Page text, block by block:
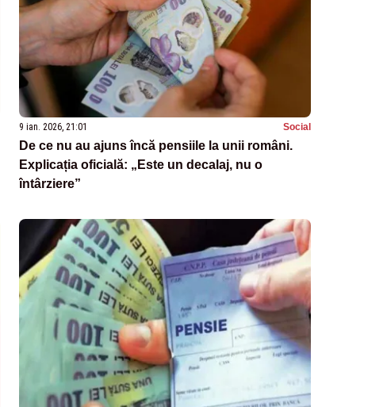
9 ian. 2026, 21:01 Social
De ce nu au ajuns încă pensiile la unii români.
Explicația oficială: „Este un decalaj, nu o
întârziere”